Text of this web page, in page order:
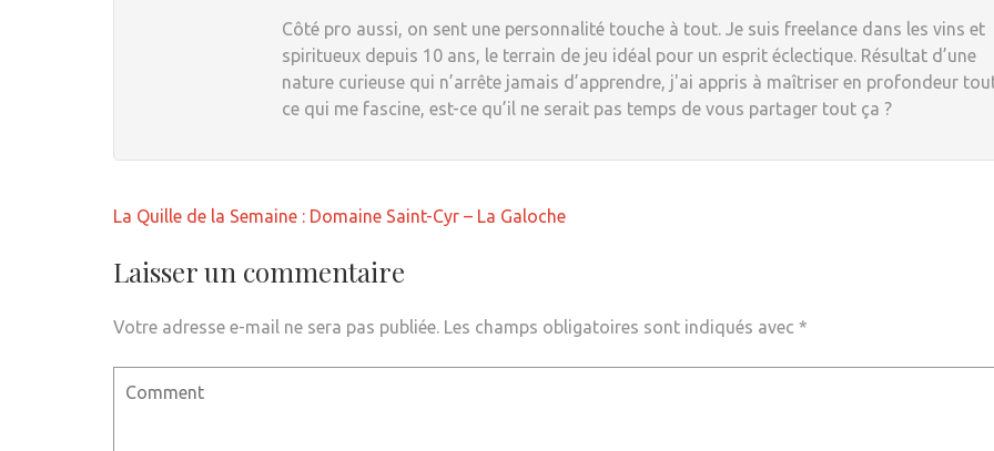
Côté pro aussi, on sent une personnalité touche à tout. Je suis freelance dans les vins et
spiritueux depuis 10 ans, le terrain de jeu idéal pour un esprit éclectique. Résultat d’une
nature curieuse qui n’arrête jamais d’apprendre, j'ai appris à maîtriser en profondeur
ce qui me fascine, est-ce qu’il ne serait pas temps de vous partager tout ça ?
Navigation
l’article
La Quille de la Semaine : Domaine Saint-Cyr – La Galoche
Laisser un commentaire
Votre adresse e-mail ne sera pas publiée. Les champs obligatoires sont indiqués avec *